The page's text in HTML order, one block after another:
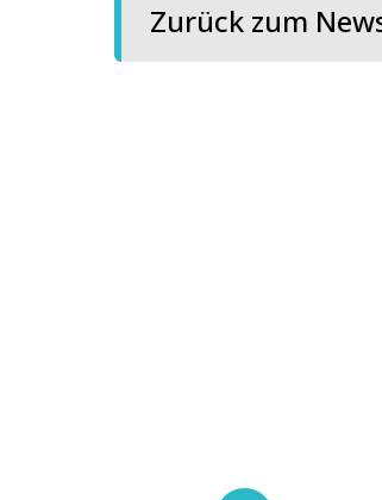
Zurück zum